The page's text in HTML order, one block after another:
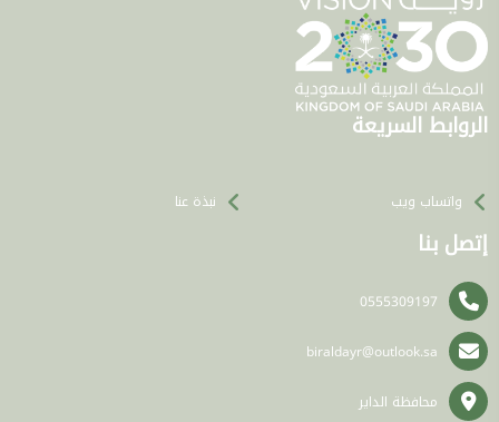
الروابط السريعة
واتساب ويب نبذة عنا
إتصل بنا
0555309197
biraldayr@outlook.sa
محافظة الداير